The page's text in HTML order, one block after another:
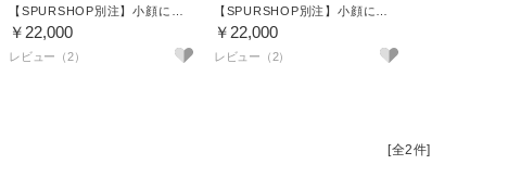
￥22,000
レビュー（2）
￥22,000
レビュー（2）
[全2件]